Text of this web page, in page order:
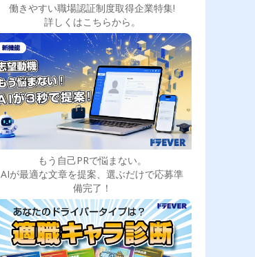
働きやすい職場認証制度取得企業特集!
詳しくはこちらから。
もう自己PRで悩まない。
AIが最適な文章を提案、選ぶだけで応募準
備完了！